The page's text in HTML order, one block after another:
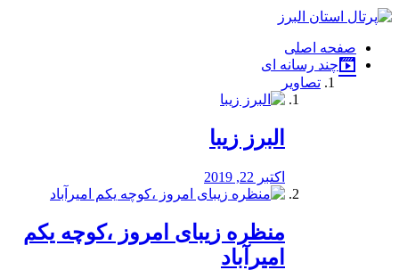
فصد
شرق
تهران
خشکشویی
صفحه اصلی
چند رسانه ای
تصاویر
البرز زیبا
اکتبر 22, 2019
منظره‌‌ زیبای امروز ،کوچه یکم
امیرآباد